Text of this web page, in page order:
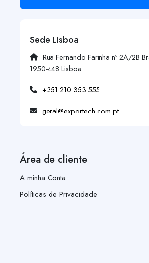
Sede Lisboa
Rua Fernando Farinha nº 2A/2B
1950-448 Lisboa
+351 210 353 555
geral@exportech.com.pt
Área de cliente
A minha Conta
Políticas de Privacidade